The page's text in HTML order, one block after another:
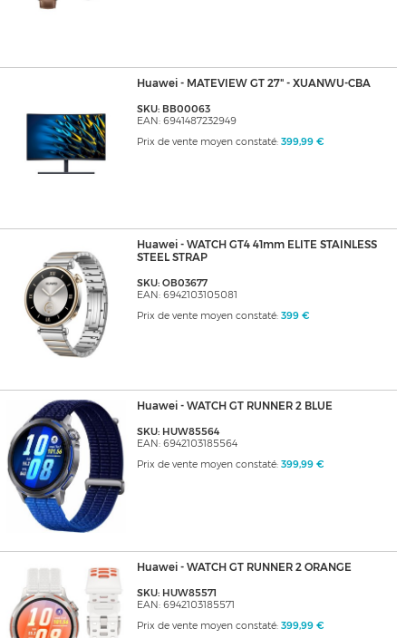
Huawei - MATEVIEW GT 27" - XUANWU-CBA
SKU: BB00063
EAN: 6941487232949
Prix de vente moyen constaté: 399,99 €
Huawei - WATCH GT4 41mm ELITE STAINLESS
STEEL STRAP
SKU: OB03677
EAN: 6942103105081
Prix de vente moyen constaté: 399 €
Huawei - WATCH GT RUNNER 2 BLUE
SKU: HUW85564
EAN: 6942103185564
Prix de vente moyen constaté: 399,99 €
Huawei - WATCH GT RUNNER 2 ORANGE
SKU: HUW85571
EAN: 6942103185571
Prix de vente moyen constaté: 399,99 €